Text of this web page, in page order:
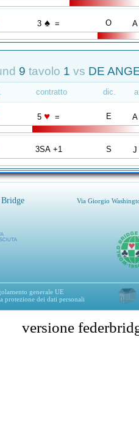
3 ♠ = O A
9 tavolo 1 vs DE
contratto dic.
5 ♥ = E A
3SA +1 S J
Via Giorgio
generale UE
protezione dei dati personali
versione